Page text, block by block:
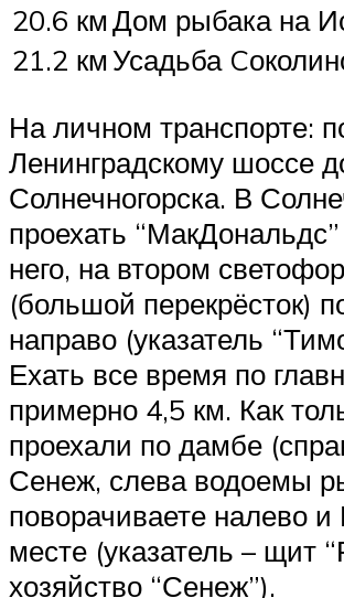
20.6 кмДом рыбака на
21.2 км Усадьба
На личном транспорте:
Ленинградскому шоссе
Солнечногорска. В
проехать
него, на втором
(большой перекрёсток)
направо (указатель
Ехать все время по
примерно 4,5 км. Как
проехали по дамбе
Сенеж, слева водоемы
поворачиваете налево
месте (указатель – щит
хозяйство “Сенеж”).